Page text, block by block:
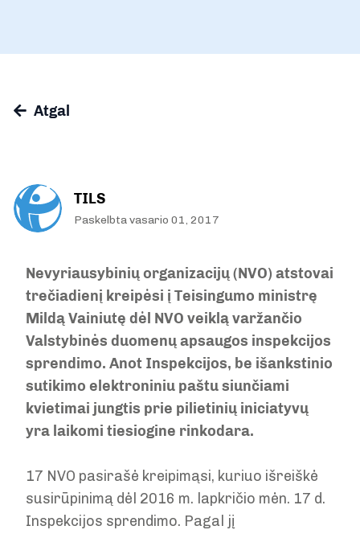
Atgal
TILS
Paskelbta vasario 01, 2017
Nevyriausybinių organizacijų (NVO) atstovai
trečiadienį kreipėsi į Teisingumo ministrę
Mildą Vainiutę dėl NVO veiklą varžančio
Valstybinės duomenų apsaugos inspekcijos
sprendimo. Anot Inspekcijos, be išankstinio
sutikimo elektroniniu paštu siunčiami
kvietimai jungtis prie pilietinių iniciatyvų
yra laikomi tiesiogine rinkodara.
17 NVO pasirašė kreipimąsi, kuriuo išreiškė
susirūpinimą dėl 2016 m. lapkričio mėn. 17 d.
Inspekcijos sprendimo. Pagal jį